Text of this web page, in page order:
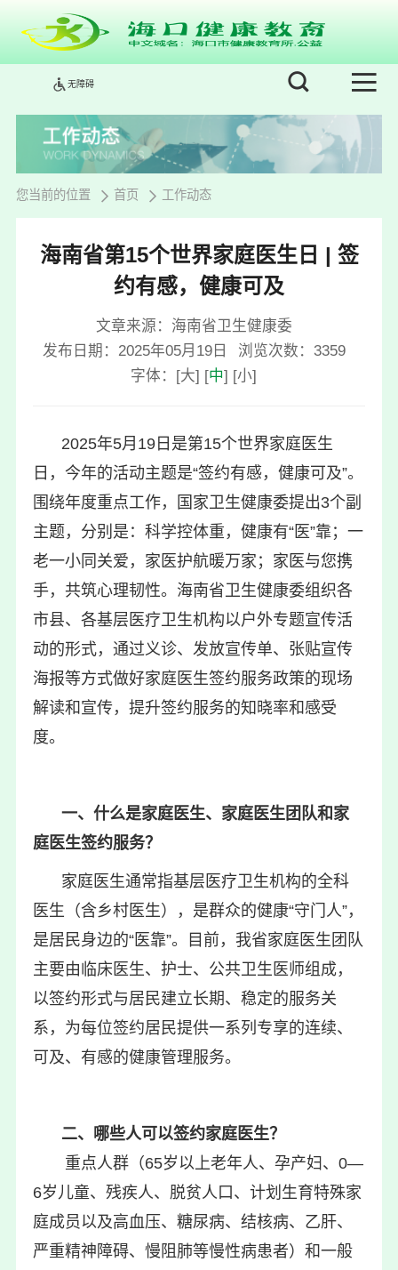
无障碍
您当前的位置 首页 工作动态
海南省第15个世界家庭医生日 | 签
约有感，健康可及
文章来源：海南省卫生健康委
发布日期：2025年05月19日
浏览次数： 3359
字体： [大] [中] [小]
2025年5月19日是第15个世界家庭医生
日，今年的活动主题是“签约有感，健康可及”。
围绕年度重点工作，国家卫生健康委提出3个副
主题，分别是：科学控体重，健康有“医”靠；一
老一小同关爱，家医护航暖万家；家医与您携
手，共筑心理韧性。海南省卫生健康委组织各
市县、各基层医疗卫生机构以户外专题宣传活
动的形式，通过义诊、发放宣传单、张贴宣传
海报等方式做好家庭医生签约服务政策的现场
解读和宣传，提升签约服务的知晓率和感受
度。
一、什么是家庭医生、家庭医生团队和家
庭医生签约服务？
家庭医生通常指基层医疗卫生机构的全科
医生（含乡村医生），是群众的健康“守门人”，
是居民身边的“医靠”。目前，我省家庭医生团队
主要由临床医生、护士、公共卫生医师组成，
以签约形式与居民建立长期、稳定的服务关
系，为每位签约居民提供一系列专享的连续、
可及、有感的健康管理服务。
二、哪些人可以签约家庭医生？
重点人群（65岁以上老年人、孕产妇、0—
6岁儿童、残疾人、脱贫人口、计划生育特殊家
庭成员以及高血压、糖尿病、结核病、乙肝、
严重精神障碍、慢阻肺等慢性病患者）和一般